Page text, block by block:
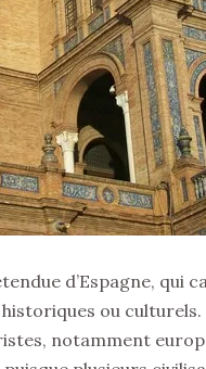
d’Espagne, qui
ou
notamment